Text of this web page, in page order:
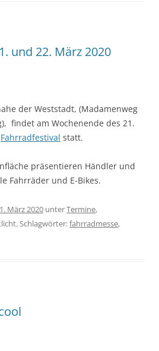
und 22. März 2020
der Weststadt, (Madamenweg
findet am Wochenende des 21.
Fahrradfestival statt.
präsentieren Händler und
Fahrräder und E-Bikes.
März 2020 unterTermine,
Schlagwörter:fahrradmesse,